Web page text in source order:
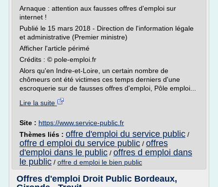
Arnaque : attention aux fausses offres d'emploi sur
internet !
Publié le 15 mars 2018 - Direction de l'information légale
et administrative (Premier ministre)
Afficher l'article périmé
Crédits : © pole-emploi.fr
Alors qu'en Indre-et-Loire, un certain nombre de
chômeurs ont été victimes ces temps derniers d'une
escroquerie sur de fausses offres d'emploi, Pôle emploi...
Lire la suite
Site : https://www.service-public.fr
Thèmes liés : offre d'emploi du service public /
offre d emploi du service public / offres
d'emploi dans le public / offres d emploi dans
le public / offre d emploi le bien public
Offres d'emploi Droit Public Bordeaux,